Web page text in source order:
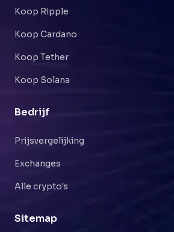
Koop Ripple
Koop Cardano
Koop Tether
Koop Solana
Bedrijf
Prijsvergelijking
Exchanges
Alle crypto's
Sitemap